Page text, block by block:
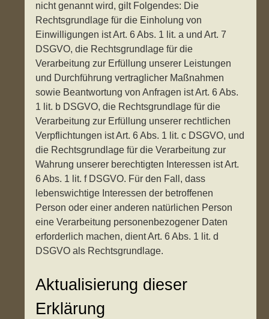
nicht genannt wird, gilt Folgendes: Die
Rechtsgrundlage für die Einholung von
Einwilligungen ist Art. 6 Abs. 1 lit. a und Art. 7
DSGVO, die Rechtsgrundlage für die
Verarbeitung zur Erfüllung unserer Leistungen
und Durchführung vertraglicher Maßnahmen
sowie Beantwortung von Anfragen ist Art. 6 Abs.
1 lit. b DSGVO, die Rechtsgrundlage für die
Verarbeitung zur Erfüllung unserer rechtlichen
Verpflichtungen ist Art. 6 Abs. 1 lit. c DSGVO, und
die Rechtsgrundlage für die Verarbeitung zur
Wahrung unserer berechtigten Interessen ist Art.
6 Abs. 1 lit. f DSGVO. Für den Fall, dass
lebenswichtige Interessen der betroffenen
Person oder einer anderen natürlichen Person
eine Verarbeitung personenbezogener Daten
erforderlich machen, dient Art. 6 Abs. 1 lit. d
DSGVO als Rechtsgrundlage.
Aktualisierung dieser
Erklärung